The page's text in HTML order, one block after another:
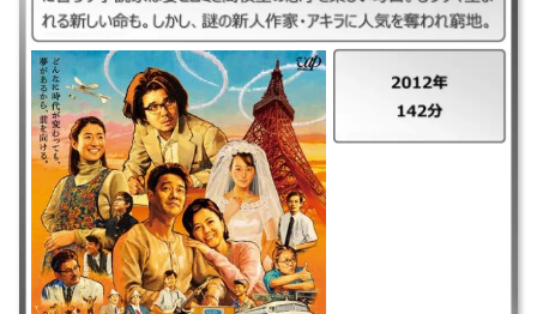
｜ALWAYS 三丁目の夕日’64 ｜2012年 ｜142分 ｜昭和39年。東京はオリ
ンピック開催を控え、建設ラッシュで熱気。下町に暮らす小説家は妻ヒロ
ミと高校生の息子と楽しい毎日。もうすぐ生まれる新しい命も。しかし、
謎の新人作家・アキラに人気を奪われ窮地。